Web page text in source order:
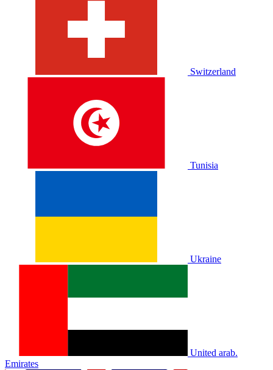
Switzerland
Tunisia
Ukraine
United arab.
Emirates